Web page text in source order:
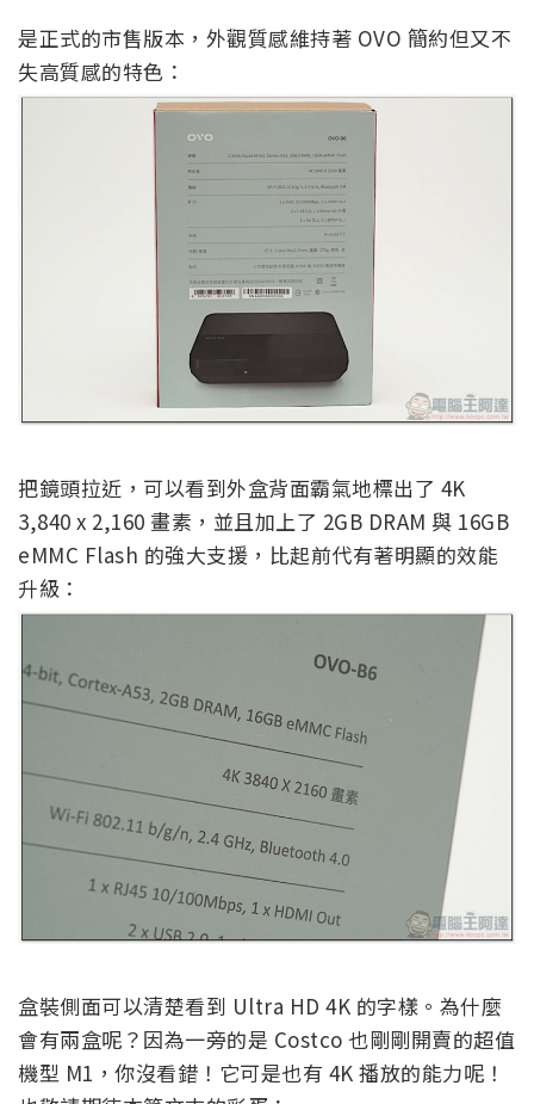
是正式的市售版本，外觀質感維持著 OVO 簡約但又不
失高質感的特色：
把鏡頭拉近，可以看到外盒背面霸氣地標出了 4K
3,840 x 2,160 畫素，並且加上了 2GB DRAM 與 16GB
eMMC Flash 的強大支援，比起前代有著明顯的效能
升級：
盒裝側面可以清楚看到 Ultra HD 4K 的字樣。為什麼
會有兩盒呢？因為一旁的是 Costco 也剛剛開賣的超值
機型 M1，你沒看錯！它可是也有 4K 播放的能力呢！